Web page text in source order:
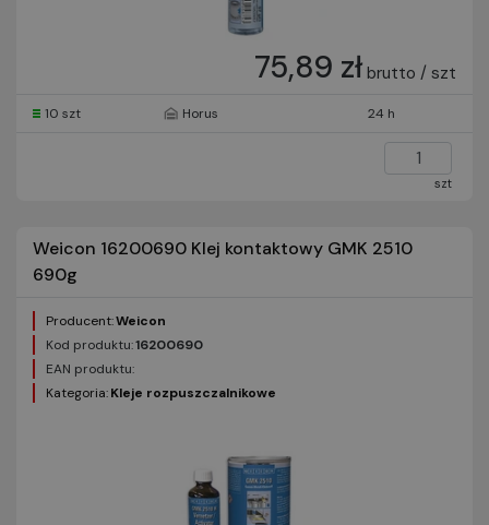
75,89 zł brutto / szt
10 szt Horus 24 h
szt
Weicon 16200690 Klej kontaktowy GMK 2510
690g
Producent:Weicon
Kod produktu:16200690
EAN produktu:
Kategoria:Kleje rozpuszczalnikowe